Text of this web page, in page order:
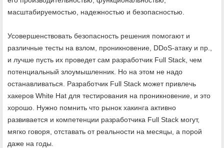
масштабируемостью, надежностью и безопасностью.
Усовершенствовать безопасность решения помогают и
различные тесты на взлом, проникновение, DDoS­-атаку и пр.,
и лучше пусть их проведет сам разработчик Full Stack, чем
потенциальный злоумышленник. Но на этом не надо
останавливаться. Разработчик Full Stack может привлечь
хакеров White Hat для тестирования на проникновение, и это
хорошо. Нужно помнить что рынок хакинга активно
развивается и компетенции разработчика Full Stack могут,
мягко говоря, отставать от реальности на месяцы, а порой
даже на годы.